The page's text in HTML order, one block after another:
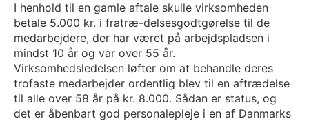
I henhold til en gamle aftale skulle virksomheden
betale 5.000 kr. i fratræ-delsesgodtgørelse til de
medarbejdere, der har været på arbejdspladsen i
mindst 10 år og var over 55 år.
Virksomhedsledelsen løfter om at behandle deres
trofaste medarbejder ordentlig blev til en aftrædelse
til alle over 58 år på kr. 8.000. Sådan er status, og
det er åbenbart god personalepleje i en af Danmarks